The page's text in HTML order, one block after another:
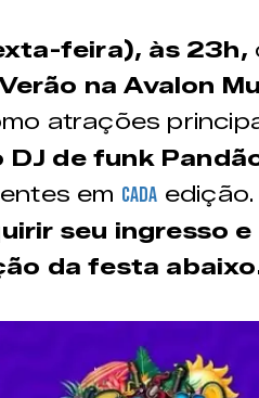
feira), às 23h,
na Avalon
atrações
DJ de funk
em cada edição.
seu ingresso
da festa